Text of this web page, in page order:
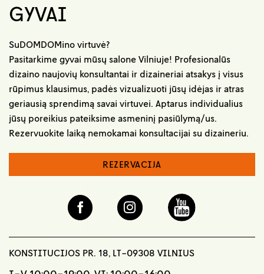
GYVAI
SuDOMDOMino virtuvė?
Pasitarkime gyvai mūsų salone Vilniuje! Profesionalūs
dizaino naujovių konsultantai ir dizaineriai atsakys į visus
rūpimus klausimus, padės vizualizuoti jūsų idėjas ir atras
geriausią sprendimą savai virtuvei. Aptarus individualius
jūsų poreikius pateiksime asmeninį pasiūlymą/us.
Rezervuokite laiką nemokamai konsultacijai su dizaineriu.
REZERVACIJA
KONSTITUCIJOS PR. 18, LT-09308 VILNIUS